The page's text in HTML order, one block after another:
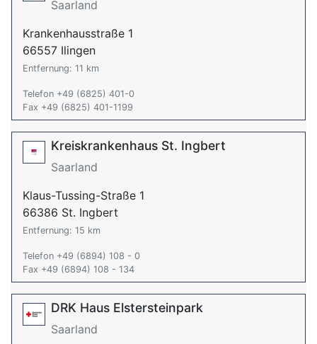
Saarland
Krankenhausstraße 1
66557 Ilingen
Entfernung: 11 km
Telefon +49 (6825) 401-0
Fax +49 (6825) 401-1199
Kreiskrankenhaus St. Ingbert
Saarland
Klaus-Tussing-Straße 1
66386 St. Ingbert
Entfernung: 15 km
Telefon +49 (6894) 108 - 0
Fax +49 (6894) 108 - 134
DRK Haus Elstersteinpark
Saarland